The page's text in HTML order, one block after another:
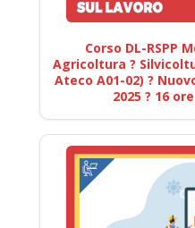
Corso DL-RSPP
Agricoltura ?
Ateco A01-02) ?
2025 ? 16